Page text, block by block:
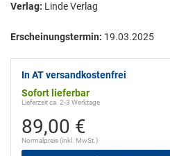
Verlag: Linde Verlag
Erscheinungstermin: 19.03.2025
In AT versandkostenfrei
Sofort lieferbar
Lieferzeit ca. 2-3 Werktage
89,00 €
Normalpreis (inkl. MwSt.)